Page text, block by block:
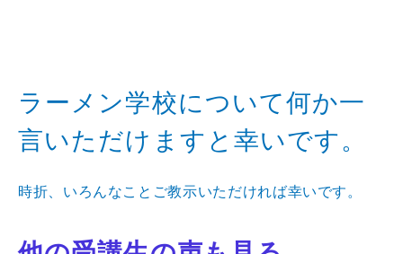
ラーメン学校について何か一
言いただけますと幸いです。
時折、いろんなことご教示いただければ幸いです。